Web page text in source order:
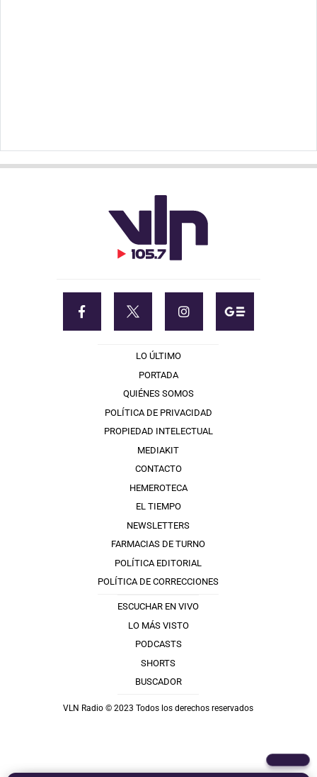
LO ÚLTIMO
PORTADA
QUIÉNES SOMOS
POLÍTICA DE PRIVACIDAD
PROPIEDAD INTELECTUAL
MEDIAKIT
CONTACTO
HEMEROTECA
EL TIEMPO
NEWSLETTERS
FARMACIAS DE TURNO
POLÍTICA EDITORIAL
POLÍTICA DE CORRECCIONES
ESCUCHAR EN VIVO
LO MÁS VISTO
PODCASTS
SHORTS
BUSCADOR
VLN Radio © 2023 Todos los derechos reservados